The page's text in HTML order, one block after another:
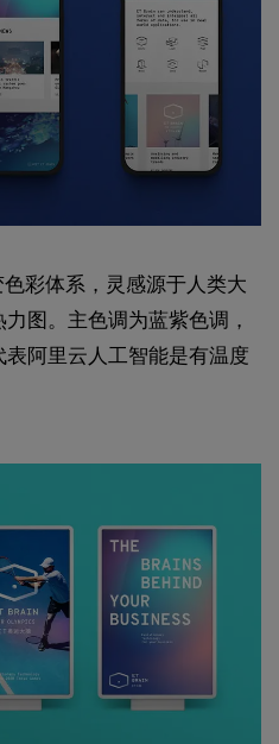
彩体系，灵感源于人类大
图。主色调为蓝紫色调，
阿里云人工智能是有温度